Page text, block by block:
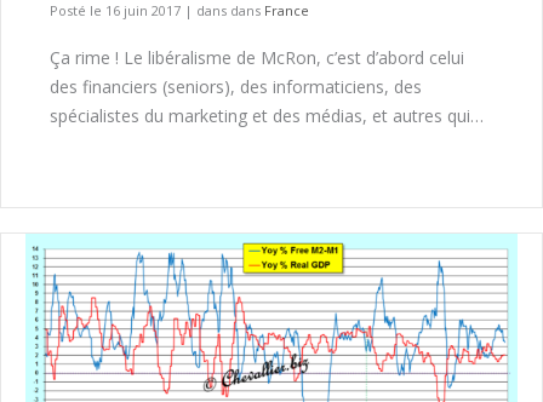
Posté le 16 juin 2017 | dans dans France
Ça rime ! Le libéralisme de McRon, c’est d’abord celui
des financiers (seniors), des informaticiens, des
spécialistes du marketing et des médias, et autres qui…